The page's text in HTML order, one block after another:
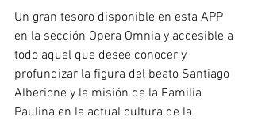
Un gran tesoro disponible en esta APP
en la sección Opera Omnia y accesible a
todo aquel que desee conocer y
profundizar la figura del beato Santiago
Alberione y la misión de la Familia
Paulina en la actual cultura de la